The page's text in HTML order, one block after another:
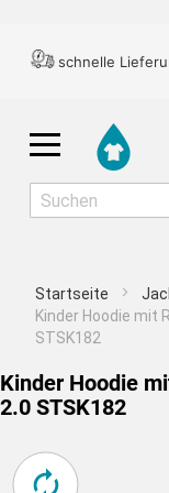
schnelle
Herren
T-SHIRTS
LONGSLEEVES
Startseite
Kinder Hoodie mit
STSK182
Kinder Hoodie
2.0 STSK182
Für ein gutes
das Bild aufgrund
Ich nehme